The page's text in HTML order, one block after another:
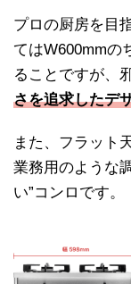
プロの厨房を目
てはW600mmの
ることですが、
さを追求したデ
また、フラット
業務用のような
い”コンロです。